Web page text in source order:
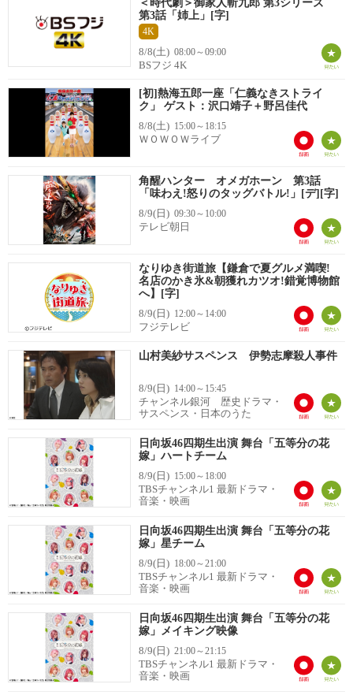
＜時代劇＞御家人斬九郎 第3シリーズ
第3話「姉上」[字]
4K
8/8(土) 08:00～09:00
BSフジ 4K
[初]熱海五郎一座「仁義なきストライ
ク」 ゲスト：沢口靖子＋野呂佳代
8/8(土) 15:00～18:15
ＷＯＷＯＷライブ
角醒ハンター オメガホーン 第3話
「味わえ!怒りのタッグバトル!」[デ][字]
8/9(日) 09:30～10:00
テレビ朝日
なりゆき街道旅【鎌倉で夏グルメ満喫!
名店のかき氷&朝獲れカツオ!錯覚博物館
へ】[字]
8/9(日) 12:00～14:00
フジテレビ
山村美紗サスペンス 伊勢志摩殺人事件
8/9(日) 14:00～15:45
チャンネル銀河 歴史ドラマ・
サスペンス・日本のうた
日向坂46四期生出演 舞台「五等分の花
嫁」ハートチーム
8/9(日) 15:00～18:00
TBSチャンネル1 最新ドラマ・
音楽・映画
日向坂46四期生出演 舞台「五等分の花
嫁」星チーム
8/9(日) 18:00～21:00
TBSチャンネル1 最新ドラマ・
音楽・映画
日向坂46四期生出演 舞台「五等分の花
嫁」メイキング映像
8/9(日) 21:00～21:15
TBSチャンネル1 最新ドラマ・
音楽・映画